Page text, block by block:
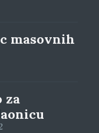
masovnih
za